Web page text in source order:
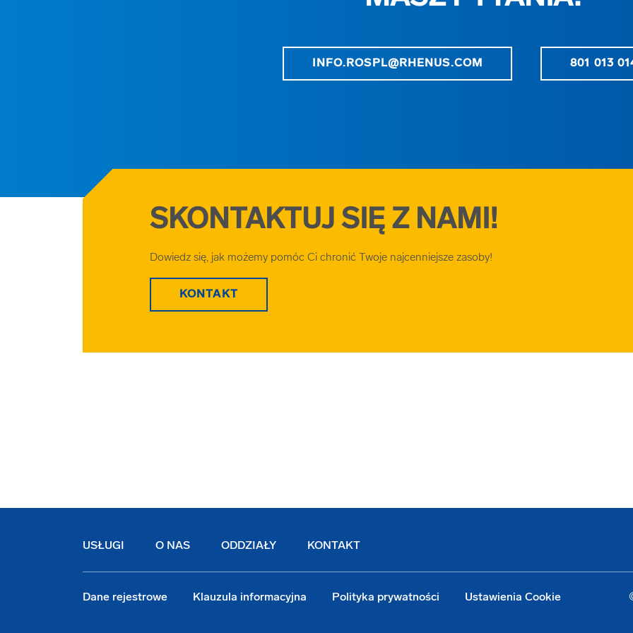
INFO.ROSPL@RHENUS.COM 801 013
SKONTAKTUJ SIĘ Z NAMI!
Dowiedz się, jak możemy pomóc Ci chronić Twoje najcenniejsze zasoby!
KONTAKT
USŁUGI O NAS ODDZIAŁY KONTAKT
Dane rejestrowe Klauzula informacyjna Polityka prywatności Ustawienia Cookie